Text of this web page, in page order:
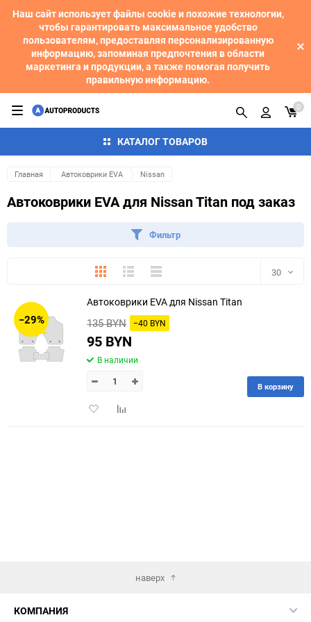
Наш сайт использует файлы cookie и похожие технологии,
чтобы гарантировать максимальное удобство
пользователям, предоставляя персонализированную
информацию, запоминая предпочтения в области
маркетинга и продукции, а также помогая получить
правильную информацию.
КАТАЛОГ ТОВАРОВ
0
Главная Автоковрики EVA Nissan
Автоковрики EVA для Nissan Titan под заказ
Фильтр
ПлиткаПодробноКомпактно 30
150
−29%
Автоковрики EVA для Nissan Titan
135 BYN −40 BYN
95 BYN
В наличии
ДобавитьДобавить
В корзину
наверх
КОМПАНИЯ